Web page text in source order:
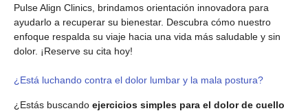
Pulse Align Clinics, brindamos orientación innovadora para
ayudarlo a recuperar su bienestar. Descubra cómo nuestro
enfoque respalda su viaje hacia una vida más saludable y sin
dolor. ¡Reserve su cita hoy!
¿Está luchando contra el dolor lumbar y la mala postura?
¿Estás buscando ejercicios simples para el dolor de cuello